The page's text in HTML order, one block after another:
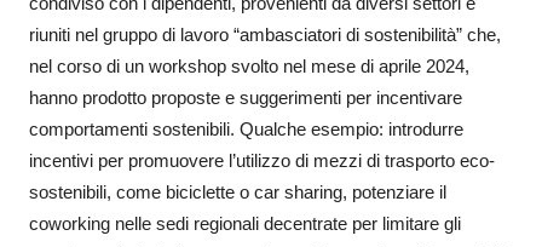
riuniti nel gruppo di lavoro “ambasciatori di sostenibilità” che,
nel corso di un workshop svolto nel mese di aprile 2024,
hanno prodotto proposte e suggerimenti per incentivare
comportamenti sostenibili. Qualche esempio: introdurre
incentivi per promuovere l’utilizzo di mezzi di trasporto eco-
sostenibili, come biciclette o car sharing, potenziare il
coworking nelle sedi regionali decentrate per limitare gli